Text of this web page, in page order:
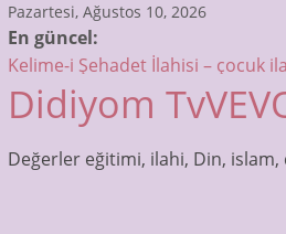
Skip
to
content
Pazartesi, Ağustos 10, 2026
En güncel:
Kelime-i Şehadet İlahisi – çocuk
Sübhaneke Ezberle – Çocuklar
Allah’tır ilk sözümüz – Bismillah
Muhammedin Gözleri İlahisi –
Didiyom Tv
Didiyom
Değerler eğitimi, ilahi, Din, islam,